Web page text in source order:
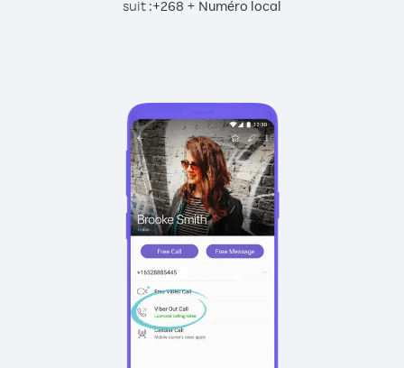
suit :+268 + Numéro local